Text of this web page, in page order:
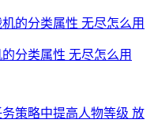
分类属性 无尽怎么用